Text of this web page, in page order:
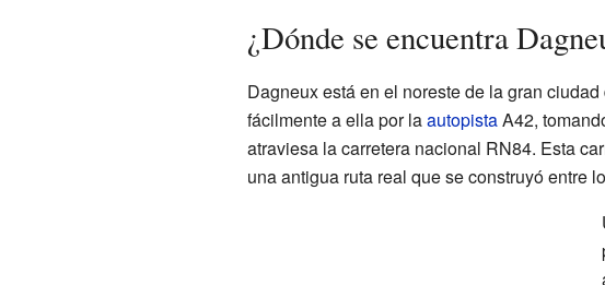
¿Dónde se encuentra
Dagneux está en el noreste de la gran ciudad
fácilmente a ella por laautopistaA42,
atraviesa la carretera nacional RN84. Esta
una antigua ruta real que se construyó entre